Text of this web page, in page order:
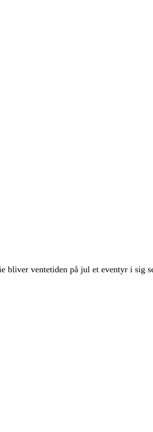
bliver ventetiden på jul et eventyr i sig